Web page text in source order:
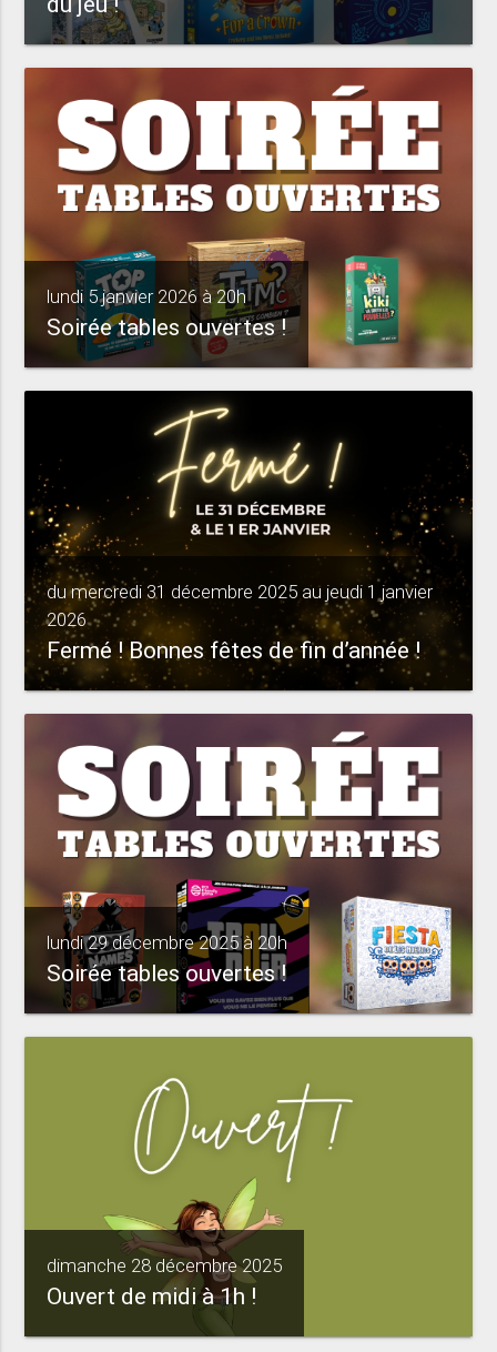
lundi 5 janvier 2026 à 20h
Soirée tables ouvertes !
du mercredi 31 décembre 2025 au jeudi 1 janvier
2026
Fermé ! Bonnes fêtes de fin d’année !
lundi 29 décembre 2025 à 20h
Soirée tables ouvertes !
dimanche 28 décembre 2025
Ouvert de midi à 1h !